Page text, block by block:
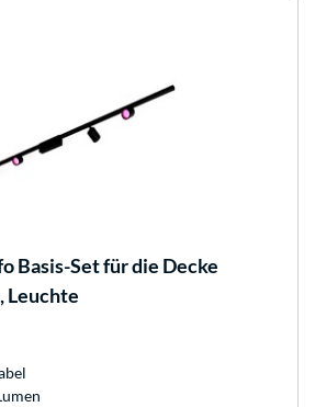
Basis-Set für die Decke
Leuchte